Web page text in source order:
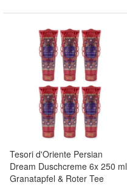
Tesori d'Oriente Persian
Dream Duschcreme 6x 250 ml
Granatapfel & Roter Tee